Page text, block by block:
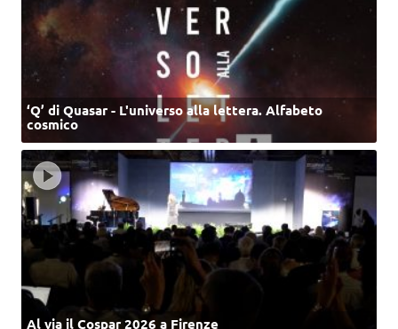
‘Q’ di Quasar - L'universo alla lettera. Alfabeto
cosmico
Al via il Cospar 2026 a Firenze